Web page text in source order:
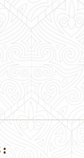
: